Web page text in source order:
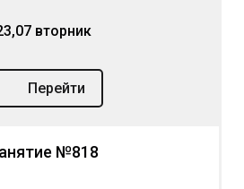
вторник
Перейти
№818